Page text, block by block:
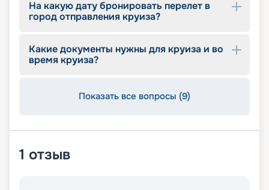
На какую дату бронировать перелет в
город отправления круиза?
Какие документы нужны для круиза и во
время круиза?
Показать все вопросы (9)
1 отзыв